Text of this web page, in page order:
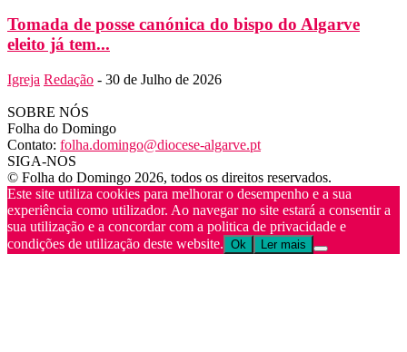
Tomada de posse canónica do bispo do Algarve
eleito já tem...
Igreja Redação - 30 de Julho de 2026
SOBRE NÓS
Folha do Domingo
Contato: folha.domingo@diocese-algarve.pt
SIGA-NOS
© Folha do Domingo 2026, todos os direitos reservados.
Este site utiliza cookies para melhorar o desempenho e a sua
experiência como utilizador. Ao navegar no site estará a consentir a
sua utilização e a concordar com a politica de privacidade e
condições de utilização deste website. Ok Ler mais